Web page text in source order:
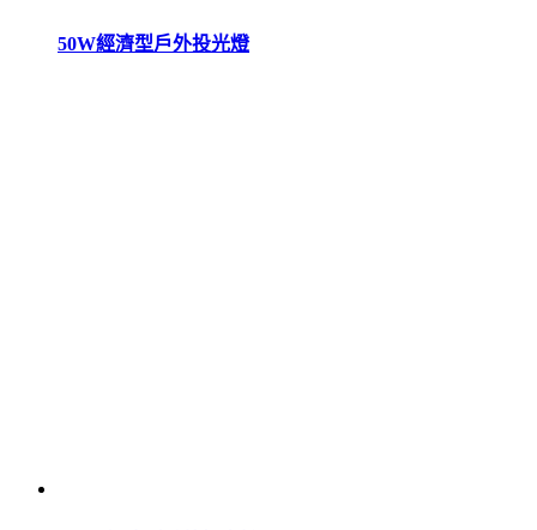
50W經濟型戶外投光燈